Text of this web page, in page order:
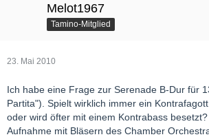
Melot1967
Tamino-Mitglied
23. Mai 2010
Ich habe eine Frage zur Serenade B-Dur für
Partita"). Spielt wirklich immer ein
oder wird öfter mit einem Kontrabass
Aufnahme mit Bläsern des Chamber